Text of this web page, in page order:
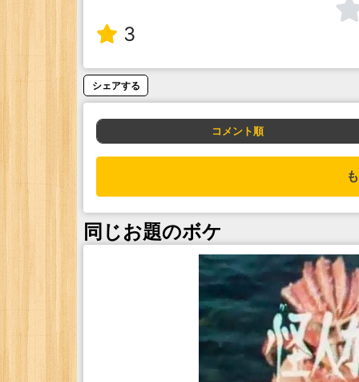
3
シェアする
コメント順
同じお題のボケ